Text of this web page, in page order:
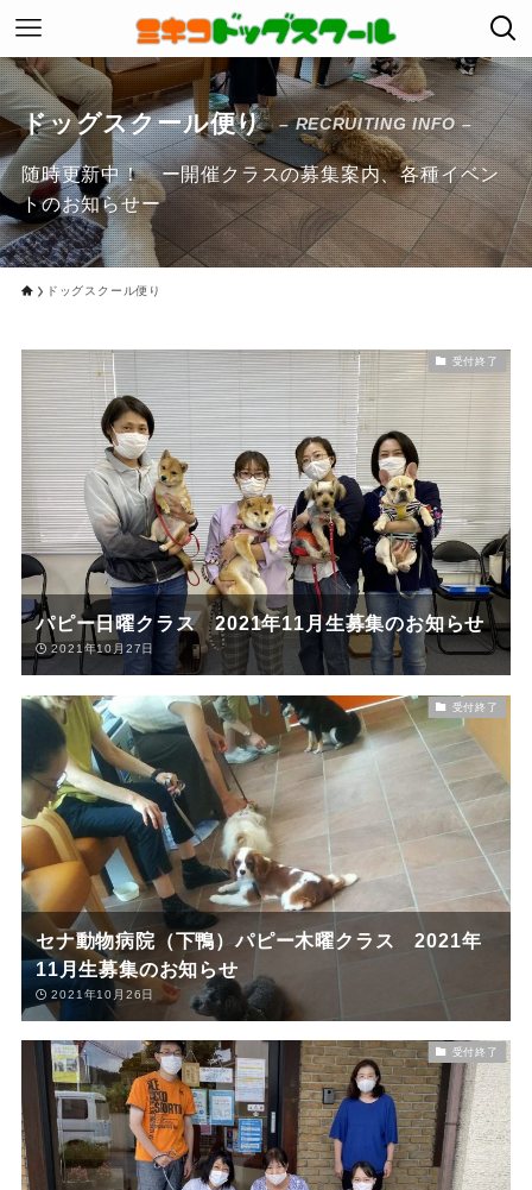
ドッグスクール便り – RECRUITING INFO –
随時更新中！ ー開催クラスの募集案内、各種イベン
トのお知らせー
ドッグスクール便り
受付終了
パピー日曜クラス 2021年11月生募集のお知らせ
2021年10月27日
受付終了
セナ動物病院（下鴨）パピー木曜クラス 2021年
11月生募集のお知らせ
2021年10月26日
受付終了